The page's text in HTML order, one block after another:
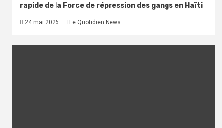
rapide de la Force de répression des gangs en Haïti
24 mai 2026 Le Quotidien News